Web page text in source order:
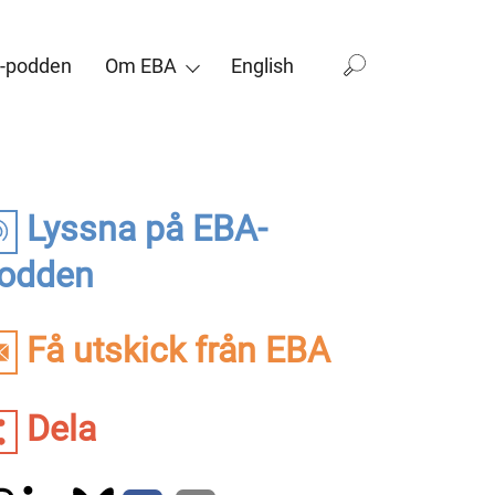
podden Om EBA English
Lyssna på EBA-
Få utskick från EBA
Dela